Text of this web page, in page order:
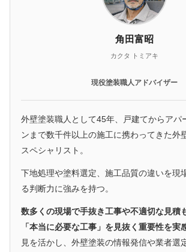
角田富昭
カクタ トミアキ
現役塗装職人アドバイザー
外壁塗装職人として45年、戸建てからアパ
ンまで数千件以上の施工に携わってきた外
スペシャリスト。
下地処理や塗料選定、施工品質の違いを現
る判断力に強みを持つ。
数多くの現場で手抜き工事や不適切な見積
「本当に必要な工事」を見抜く重要性を実
見を活かし、外壁塗装の情報発信や業者選